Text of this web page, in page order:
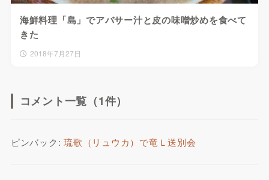
海鮮料理「島」でアバサー汁と皮の味噌炒めを食べて
きた
2018年7月27日
コメント一覧（1件）
ピンバック:琉歌（リュウカ）で竜Ｌ送別会